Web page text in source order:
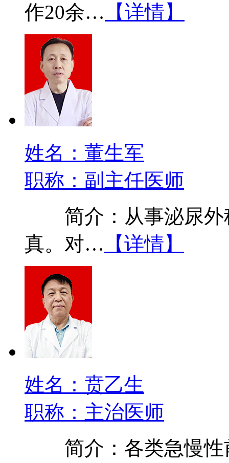
作20余… 【详情】
姓名：董生军
职称：副主任医师
简介：从事泌尿外
真。对… 【详情】
姓名：贲乙生
职称：主治医师
简介：各类急慢性